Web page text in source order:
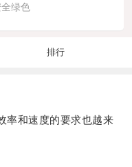
绿色
排行
和速度的要求也越来